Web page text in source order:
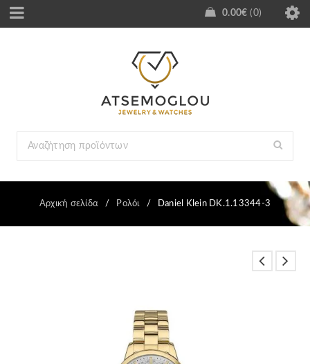
0.00€ 0
Αρχική σελίδα / Ρολόι / Daniel Klein DK.1.13344-3